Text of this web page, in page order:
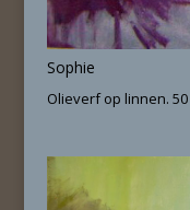
Sophie
Olieverf op linnen.